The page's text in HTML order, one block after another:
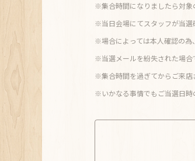
※集合時間になりましたら対象
※当日会場にてスタッフが当選
※場合によっては本人確認の為
※当選メールを紛失された場合
※集合時間を過ぎてからご来店
※いかなる事情でもご当選日時